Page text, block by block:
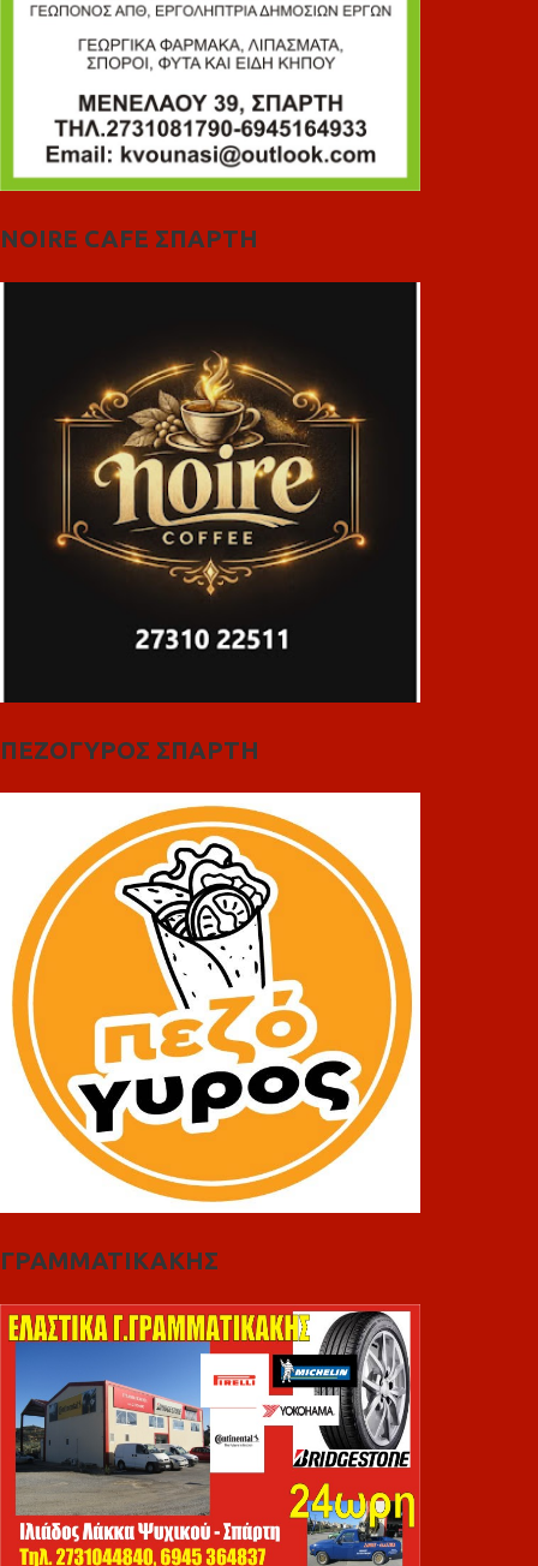
NOIRE CAFE ΣΠΑΡΤΗ
ΠΕΖΟΓΥΡΟΣ ΣΠΑΡΤΗ
ΓΡΑΜΜΑΤΙΚΑΚΗΣ